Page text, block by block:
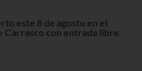
este 8 de agosto en el
Carrasco con entrada libre.